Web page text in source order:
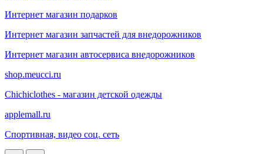
Интернет магазин подарков
Интернет магазин запчастей для внедорожников
Интернет магазин автосервиса внедорожников
shop.meucci.ru
Chichiclothes - магазин детской одежды
applemall.ru
Спортивная, видео соц. сеть